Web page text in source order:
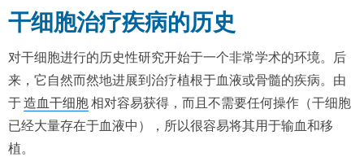
干细胞治疗疾病的历史
对干细胞进行的历史性研究开始于一个非常学术的环境。后
来，它自然而然地进展到治疗植根于血液或骨髓的疾病。由
于造血干细胞相对容易获得，而且不需要任何操作（干细胞
已经大量存在于血液中），所以很容易将其用于输血和移
植。